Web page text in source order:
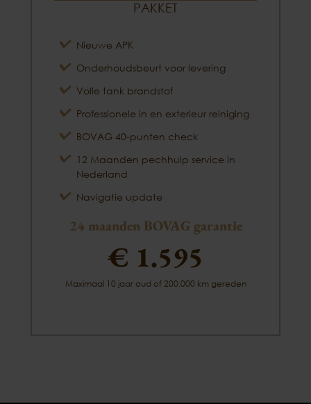
PAKKET
Nieuwe APK
Onderhoudsbeurt voor levering
Volle tank brandstof
Professionele in en exterieur reiniging
BOVAG 40-punten check
12 Maanden pechhulp service in
Nederland
Navigatie update
24 maanden BOVAG garantie
€ 1.595
Maximaal 10 jaar oud of 200.000 km gereden